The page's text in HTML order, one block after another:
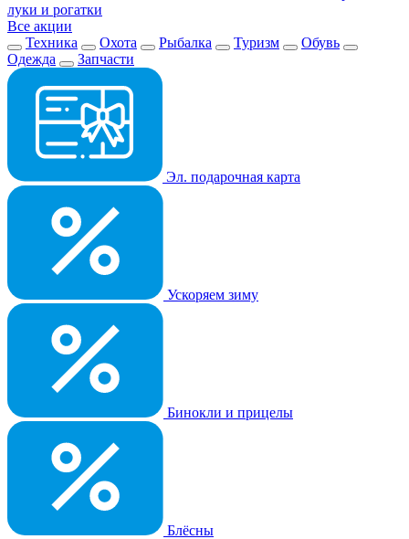
луки и рогатки
Все акции
Техника
Охота Рыбалка Туризм
Обувь
Одежда
Запчасти
Эл. подарочная карта
Ускоряем зиму
Бинокли и прицелы
Блёсны